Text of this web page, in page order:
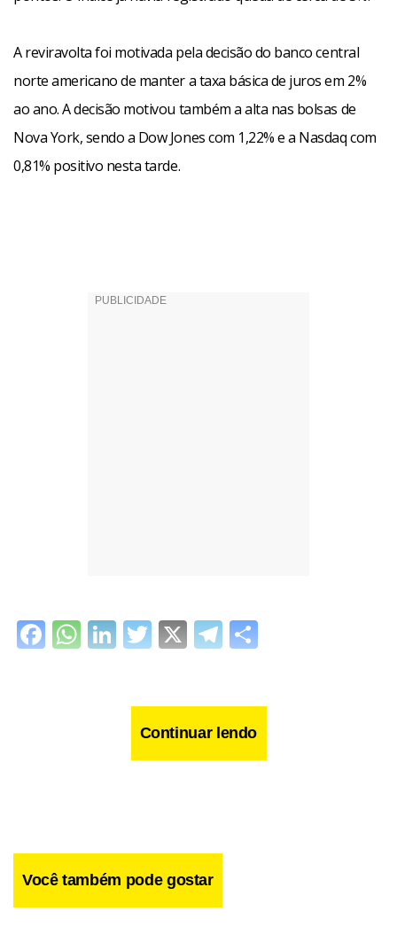
A reviravolta foi motivada pela decisão do banco central
norte americano de manter a taxa básica de juros em 2%
ao ano. A decisão motivou também a alta nas bolsas de
Nova York, sendo a Dow Jones com 1,22% e a Nasdaq com
0,81% positivo nesta tarde.
Facebook
WhatsApp
LinkedIn
Twitter
X Telegram
Continuar lendo
Você também pode gostar